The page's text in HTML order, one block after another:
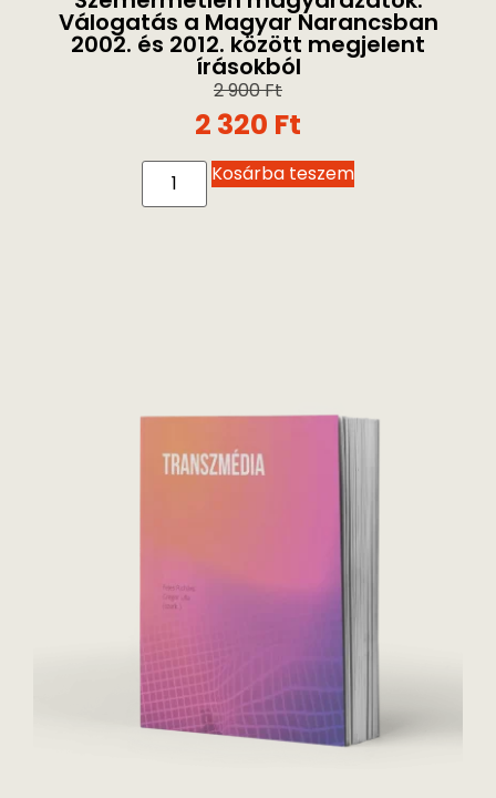
Válogatás a Magyar Narancsban
2002. és 2012. között megjelent
írásokból
2 900Ft
2 320 Ft
Kosárba teszem